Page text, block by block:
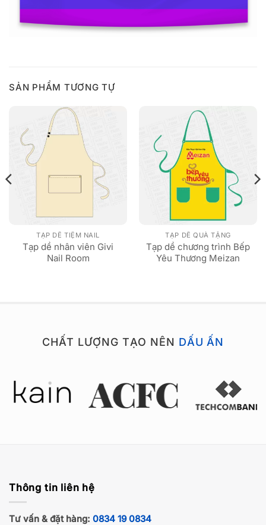
SẢN PHẨM TƯƠNG TỰ
TẠP DỀ TIỆM NAIL
Tạp dề nhân viên Givi
Nail Room
TẠP DỀ QUÀ TẶNG
Tạp dề chương trình Bếp
Yêu Thương Meizan
CHẤT LƯỢNG TẠO NÊN DẤU ẤN
Thông tin liên hệ
Tư vấn & đặt hàng: 0834 19 0834